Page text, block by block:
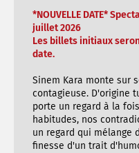
*NOUVELLE DATE*
juillet 2026
Les billets initiaux
date.
Sinem Kara monte sur
contagieuse. D'origine
porte un regard à la
habitudes, nos
un regard qui mélange
finesse d'un trait